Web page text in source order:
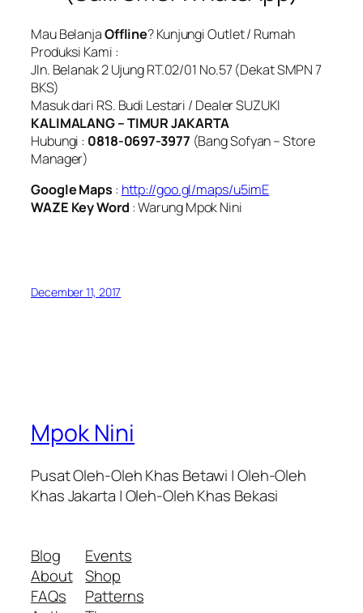
Mau BelanjaOffline? Kunjungi Outlet / Rumah
Produksi Kami :
Jln. Belanak 2 Ujung RT.02/01 No.57 (Dekat SMPN 7
BKS)
Masuk dari RS. Budi Lestari / Dealer SUZUKI
KALIMALANG – TIMUR JAKARTA
Hubungi : 0818-0697-3977 (Bang Sofyan – Store
Manager)
Google Maps : http://goo.gl/maps/u5imE
WAZE Key Word : Warung Mpok Nini
December 11, 2017
Mpok Nini
Pusat Oleh-Oleh Khas Betawi | Oleh-Oleh
Khas Jakarta | Oleh-Oleh Khas Bekasi
Blog
About
FAQs
Events
Shop
Patterns